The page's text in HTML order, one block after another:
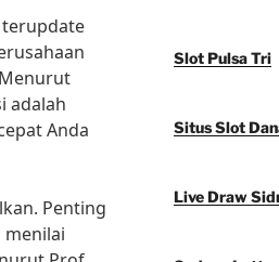
adalah
Anda
Penting
Slot Pulsa Tri
Situs Slot
Live Draw